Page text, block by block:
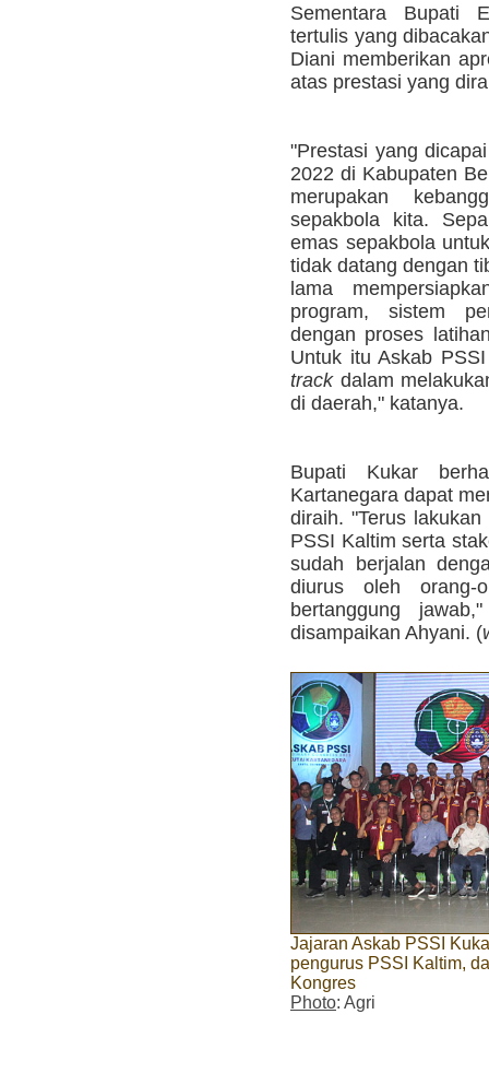
Sementara Bupati
tertulis yang
Diani memberikan
atas prestasi yang
"Prestasi yang
2022 di Kabupaten
merupakan
sepakbola kita.
emas sepakbola
tidak datang dengan
lama
program, sistem
dengan proses
Untuk itu Askab
trackdalam
di daerah," katanya.
Bupati Kukar
Kartanegara dapat
diraih. "Terus
PSSI Kaltim serta
sudah berjalan
diurus oleh
bertanggung
disampaikan Ahyani. (
Jajaran Askab PSSI
pengurus PSSI Kaltim,
Kongres
Photo: Agri